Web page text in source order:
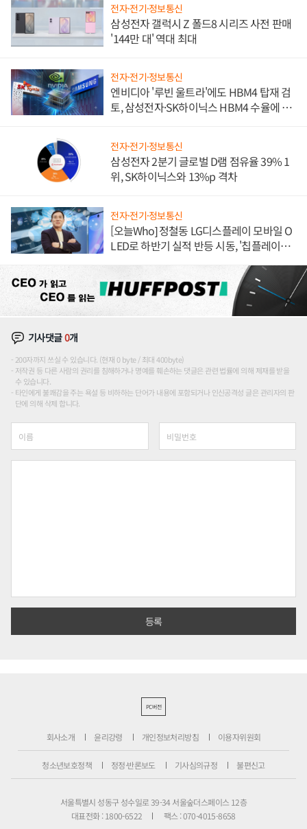
전자·전기·정보통신
삼성전자 갤럭시 Z 폴드8 시리즈 사전 판매
'144만 대' 역대 최대
전자·전기·정보통신
엔비디아 '루빈 울트라'에도 HBM4 탑재 검
토, 삼성전자·SK하이닉스 HBM4 수율에 주
전자·전기·정보통신
삼성전자 2분기 글로벌 D램 점유율 39% 1
위, SK하이닉스와 13%p 격차
전자·전기·정보통신
[오늘Who] 정철동 LG디스플레이 모바일 O
LED로 하반기 실적 반등 시동, '칩플레이
기사댓글0개
200자까지 쓰실 수 있습니다. (현재 0 byte / 최대 400byte)
저작권 등 다른 사람의 권리를 침해하거나 명예를 훼손하는 댓글은 관련 법률에 의해 제재를 받을
수 있습니다.
타인에게 불쾌감을 주는 욕설 등 비하하는 단어가 내용에 포함되거나 인신공격성 글은 관리자의 판
단에 의해 삭제 합니다.
PC버전
회사소개 윤리강령 개인정보처리방침 이용자위원회
청소년보호정책 정정·반론보도 기사심의규정 불편신고
서울특별시 성동구 성수일로 39-34 서울숲더스페이스 12층
대표전화 : 1800-6522
팩스 : 070-4015-8658